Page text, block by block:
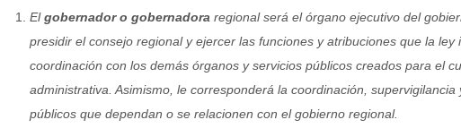
Elgobernador o gobernadora regional será el órgano ejecutivo del
presidir el consejo regional y ejercer las funciones y atribuciones que la ley
coordinación con los demás órganos y servicios públicos creados para el
administrativa. Asimismo, le corresponderá la coordinación,
públicos que dependan o se relacionen con el gobierno regional.